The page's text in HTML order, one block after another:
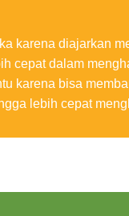
karena diajarkan
cepat dalam
karena bisa
lebih cepat